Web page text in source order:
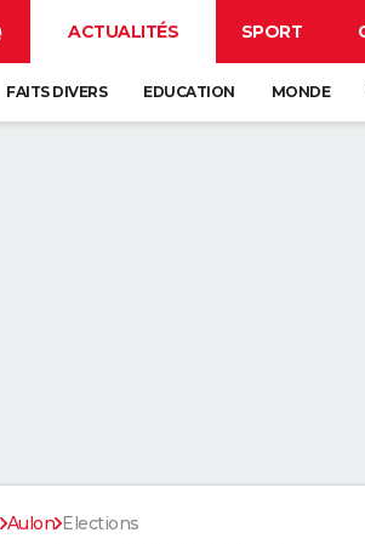
ACTUALITÉS SPORT
FAITS DIVERS EDUCATION MONDE
Aulon Elections